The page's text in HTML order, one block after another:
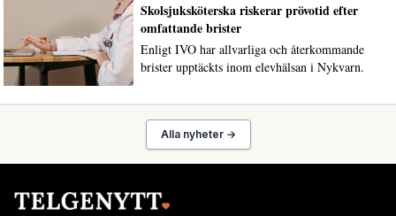
Skolsjuksköterska riskerar prövotid efter
omfattande brister
Enligt IVO har allvarliga och återkommande
brister upptäckts inom elevhälsan i Nykvarn.
Alla nyheter →